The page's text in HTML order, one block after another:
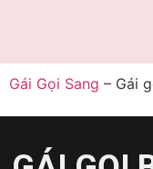
Gái Gọi Sang – Gái